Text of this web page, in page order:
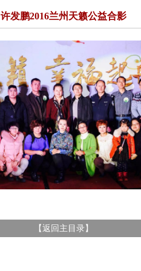
许发鹏2016兰州天籁公益合影
【 返回主目录 】